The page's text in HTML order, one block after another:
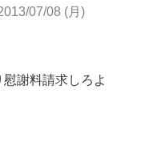
07/08 (月)
謝料請求しろよ